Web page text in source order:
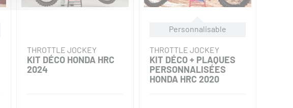
THROTTLE JOCKEY
KIT DÉCO HONDA HRC
2024
Personnalisable
THROTTLE JOCKEY
KIT DÉCO + PLAQUES
PERSONNALISÉES
HONDA HRC 2020